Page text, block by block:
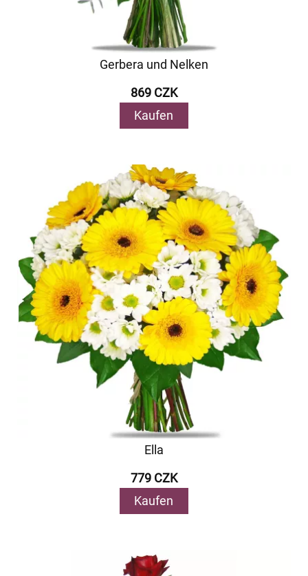
Gerbera und Nelken
869 CZK
Kaufen
Ella
779 CZK
Kaufen